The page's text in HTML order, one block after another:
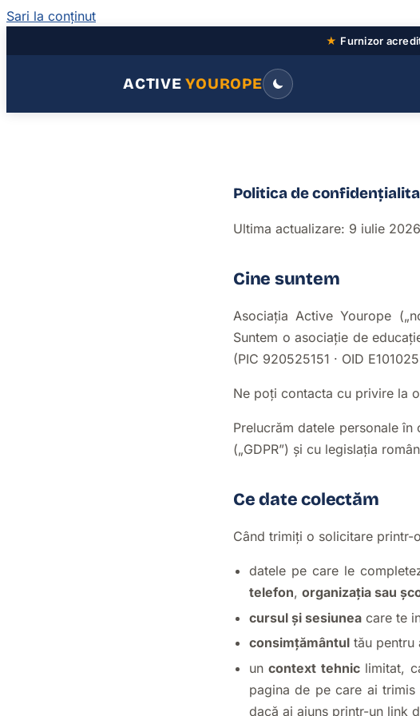
Sari la conținut
★ Furnizor
ACTIVEYOUROPE
Politica de
Ultima actualizare: 9 iulie
Cine suntem
Asociația Active Yourope
Suntem o asociație de
(PIC 920525151 · OID
Ne poți contacta cu privire la
Prelucrăm datele personale
(„GDPR”) și cu legislația
Ce date colectăm
Când trimiți o solicitare printr-
datele pe care le
telefon, organizația sau
cursul și sesiunea care te
consimțământul tău pentru
uncontext tehniclimitat,
pagina de pe care ai
dacă ai ajuns printr-un link